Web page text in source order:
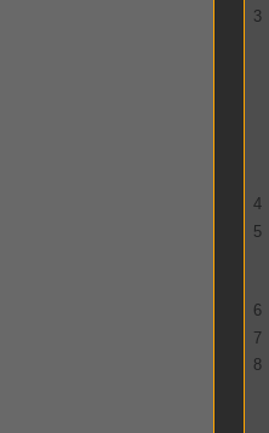
3
4
5
6
7
8